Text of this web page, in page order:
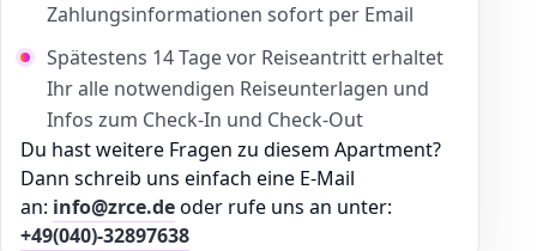
Zahlungsinformationen sofort per Email
Spätestens 14 Tage vor Reiseantritt erhaltet
Ihr alle notwendigen Reiseunterlagen und
Infos zum Check-In und Check-Out
Du hast weitere Fragen zu diesem Apartment?
Dann schreib uns einfach eine E-Mail
an: info@zrce.deoder rufe uns an unter:
+49(040)-32897638